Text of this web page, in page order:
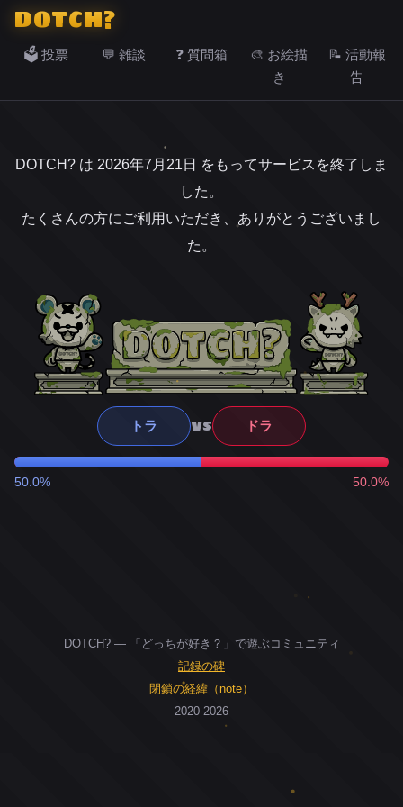
DOTCH?
🗳️ 投票 💬 雑談 ❓ 質問箱
🎨 お絵描
き
📝 活動報
告
DOTCH? は 2026年7月21日 をもってサービスを終了しま
した。
たくさんの方にご利用いただき、ありがとうございまし
た。
トラ VS ドラ
50.0% 50.0%
DOTCH? — 「どっちが好き？」で遊ぶコミュニティ
記録の碑
閉鎖の経緯（note）
2020-2026